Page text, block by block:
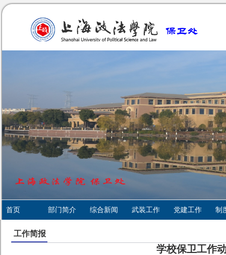
首页 部门简介 综合新闻 武装工作 党建工作 制
工作简报
学校保卫工作